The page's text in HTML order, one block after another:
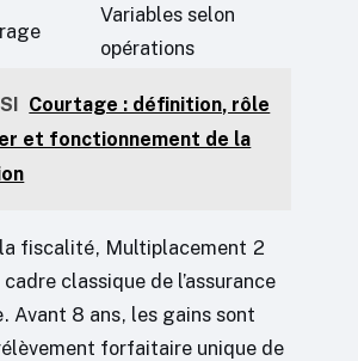
Variables selon
opérations
Courtage : définition, rôle
et fonctionnement de la
fiscalité, Multiplacement 2
classique de l’assurance
Avant 8 ans, les gains sont
forfaitaire unique de